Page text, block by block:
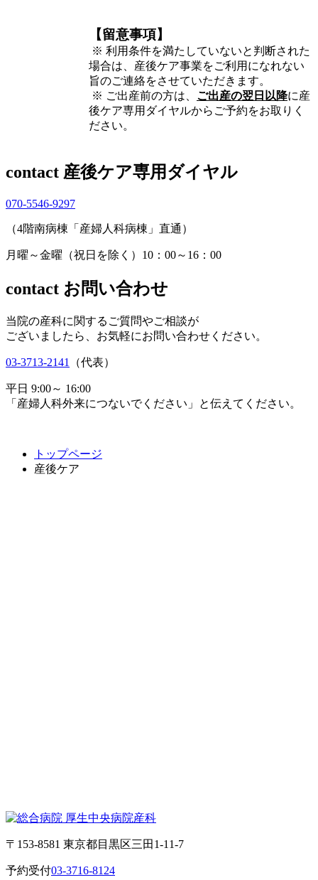
【留意事項】
※ 利用条件を満たしていないと判断された
場合は、産後ケア事業をご利用になれない
旨のご連絡をさせていただきます。
※ ご出産前の方は、 ご出産の翌日以降に産
後ケア専用ダイヤルからご予約をお取りく
ださい。
contact 産後ケア専用ダイヤル
070-5546-9297
（4階南病棟「産婦人科病棟」直通）
月曜～金曜（祝日を除く）10：00～16：00
contact お問い合わせ
当院の産科に関するご質問やご相談が
ございましたら、お気軽にお問い合わせください。
03-3713-2141 （代表）
平日 9:00～ 16:00
「産婦人科外来につないでください」と伝えてください。
トップページ
産後ケア
〒153-8581 東京都目黒区三田1-11-7
予約受付03-3716-8124